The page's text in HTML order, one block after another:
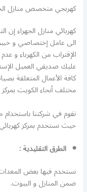
كهربجي متخصص منازل
كهربائي منازل الجهراء إن
الى عامل إختصاصي و
الإقتراب من الكهرباء و
عليك صديقي العميل
كافة الأعمال المتعلقة
مختلف أنحاء الكويت
نقوم في شركتنا
حيث نستخدم بمركز
الطرق التقليدية :
نستخدم فيها بعض
ضمن المنازل و البيوت.